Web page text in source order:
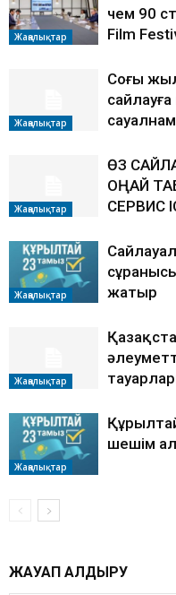
Жаңалықтар
чем 90
Film
Жаңалықтар
Соңғы
Жаңалықтар
ӨЗ
ОҢАЙ
СЕРВИС
Жаңалықтар
жатыр
Жаңалықтар
Жаңалықтар
шешім
ЖАУАП ҚАЛДЫРУ